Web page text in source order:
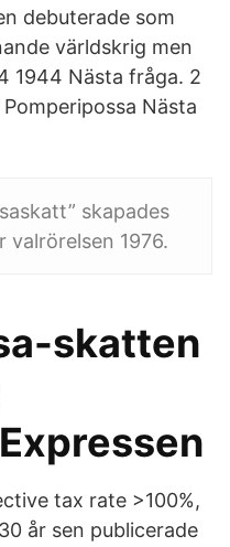
debuterade som
världskrig men
1944 Nästa fråga. 2
Nästa
skapades
valrörelsen 1976.
skatten
tax rate >100%,
år sen publicerade